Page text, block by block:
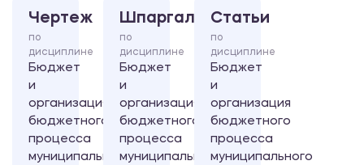
Чертеж
по
дисциплине
Бюджет
и
организация
бюджетного
процесса
муниципального
Шпаргалка
по
дисциплине
Бюджет
и
организация
бюджетного
процесса
муниципального
Статьи
по
дисциплине
Бюджет
и
организация
бюджетного
процесса
муниципального